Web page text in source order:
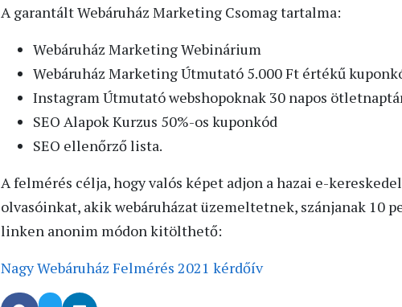
A garantált Webáruház Marketing Csomag tartalma:
Webáruház Marketing Webinárium
Webáruház Marketing Útmutató 5.000 Ft értékű
Instagram Útmutató webshopoknak 30 napos
SEO Alapok Kurzus 50%-os kuponkód
SEO ellenőrző lista.
A felmérés célja, hogy valós képet adjon a hazai e-
olvasóinkat, akik webáruházat üzemeltetnek, szánjanak 10
linken anonim módon kitölthető:
Nagy Webáruház Felmérés 2021 kérdőív